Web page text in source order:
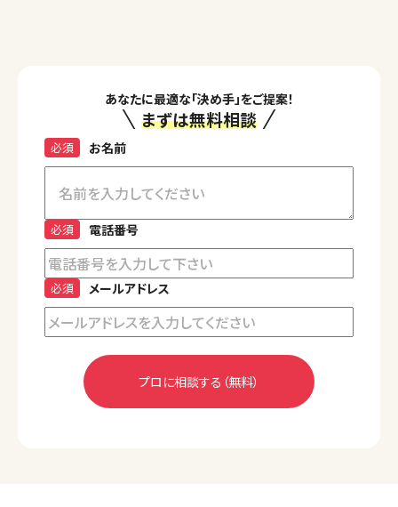
あなたに最適な「決め手」をご提案！
まずは無料相談
お名前
必須
電話番号
必須
メールアドレス
必須